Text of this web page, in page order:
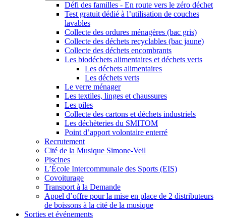
Défi des familles - En route vers le zéro déchet
Test gratuit dédié à l’utilisation de couches
lavables
Collecte des ordures ménagères (bac gris)
Collecte des déchets recyclables (bac jaune)
Collecte des déchets encombrants
Les biodéchets alimentaires et déchets verts
Les déchets alimentaires
Les déchets verts
Le verre ménager
Les textiles, linges et chaussures
Les piles
Collecte des cartons et déchets industriels
Les déchèteries du SMITOM
Point d’apport volontaire enterré
Recrutement
Cité de la Musique Simone-Veil
Piscines
L’École Intercommunale des Sports (EIS)
Covoiturage
Transport à la Demande
Appel d’offre pour la mise en place de 2 distributeurs
de boissons à la cité de la musique
Sorties et événements